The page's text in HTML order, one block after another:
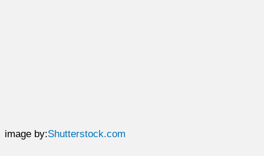
image by:Shutterstock.com